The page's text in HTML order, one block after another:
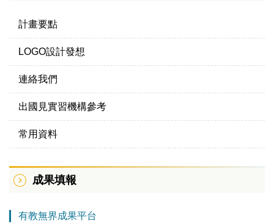
計畫要點
LOGO設計發想
連絡我們
出國見實習機構參考
常用資料
成果填報
有教無界成果平台